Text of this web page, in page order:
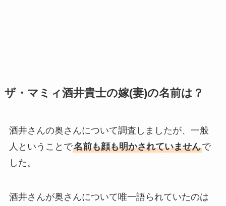
ザ・マミィ酒井貴士の嫁(妻)の名前は？
酒井さんの奥さんについて調査しましたが、一般
人ということで名前も顔も明かされていませんで
した。
酒井さんが奥さんについて唯一語られていたのは